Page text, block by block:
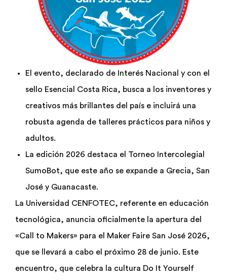
Global Engagement
Empresas
Biblioteca
Bolsa Trabajo
UCENFOTEC
El evento, declarado de Interés Nacional y con el
sello Esencial Costa Rica, busca a los inventores y
creativos más brillantes del país e incluirá una
robusta agenda de talleres prácticos para niños y
adultos.
La edición 2026 destaca el Torneo Intercolegial
SumoBot, que este año se expande a Grecia, San
José y Guanacaste.
La Universidad CENFOTEC, referente en educación
tecnológica, anuncia oficialmente la apertura del
«Call to Makers» para el Maker Faire San José 2026,
que se llevará a cabo el próximo 28 de junio. Este
encuentro, que celebra la cultura Do It Yourself